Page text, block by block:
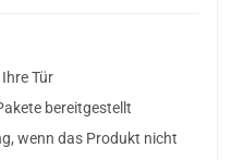
Tür
bereitgestellt
wenn das Produkt nicht